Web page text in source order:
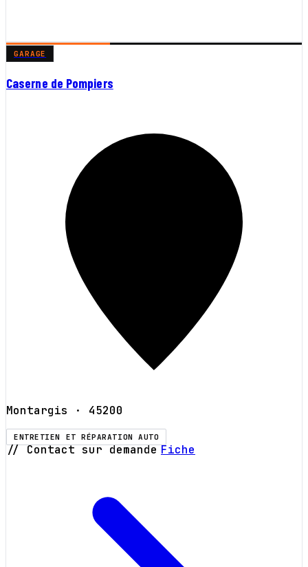
GARAGE
Caserne de Pompiers
Montargis · 45200
ENTRETIEN ET RÉPARATION AUTO
// Contact sur demande Fiche